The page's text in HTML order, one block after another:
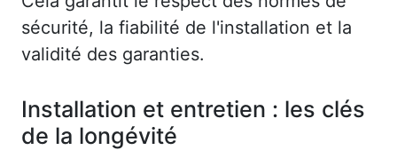
sécurité, la fiabilité de l'installation et la
validité des garanties.
Installation et entretien : les clés
de la longévité